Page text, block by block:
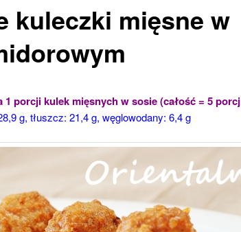
kuleczki mięsne w
1 porcji kulek mięsnych w sosie (całość = 5
g, tłuszcz: 21,4 g, węglowodany: 6,4 g